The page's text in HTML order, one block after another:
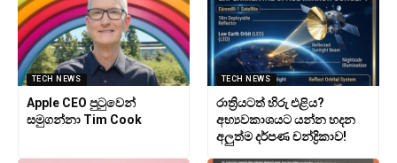
TECH NEWS
Apple CEO පුටුවෙන්
සමුගන්නා Tim Cook
TECH NEWS
රාත්‍රියටත් හිරු එළිය?
අභ්‍යවකාශයට යන්න හදන
අලුත්ම දර්පණ චන්ද්‍රිකාව!